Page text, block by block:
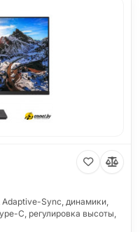
Adaptive-Sync, динамики,
C, регулировка высоты,